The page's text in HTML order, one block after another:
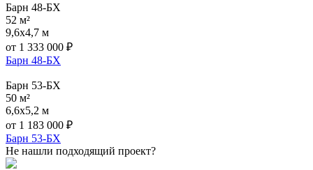
Барн 48-БХ
52 м²
9,6x4,7 м
от 1 333 000 ₽
Барн 48-БХ
Барн 53-БХ
50 м²
6,6x5,2 м
от 1 183 000 ₽
Барн 53-БХ
Не нашли подходящий проект?